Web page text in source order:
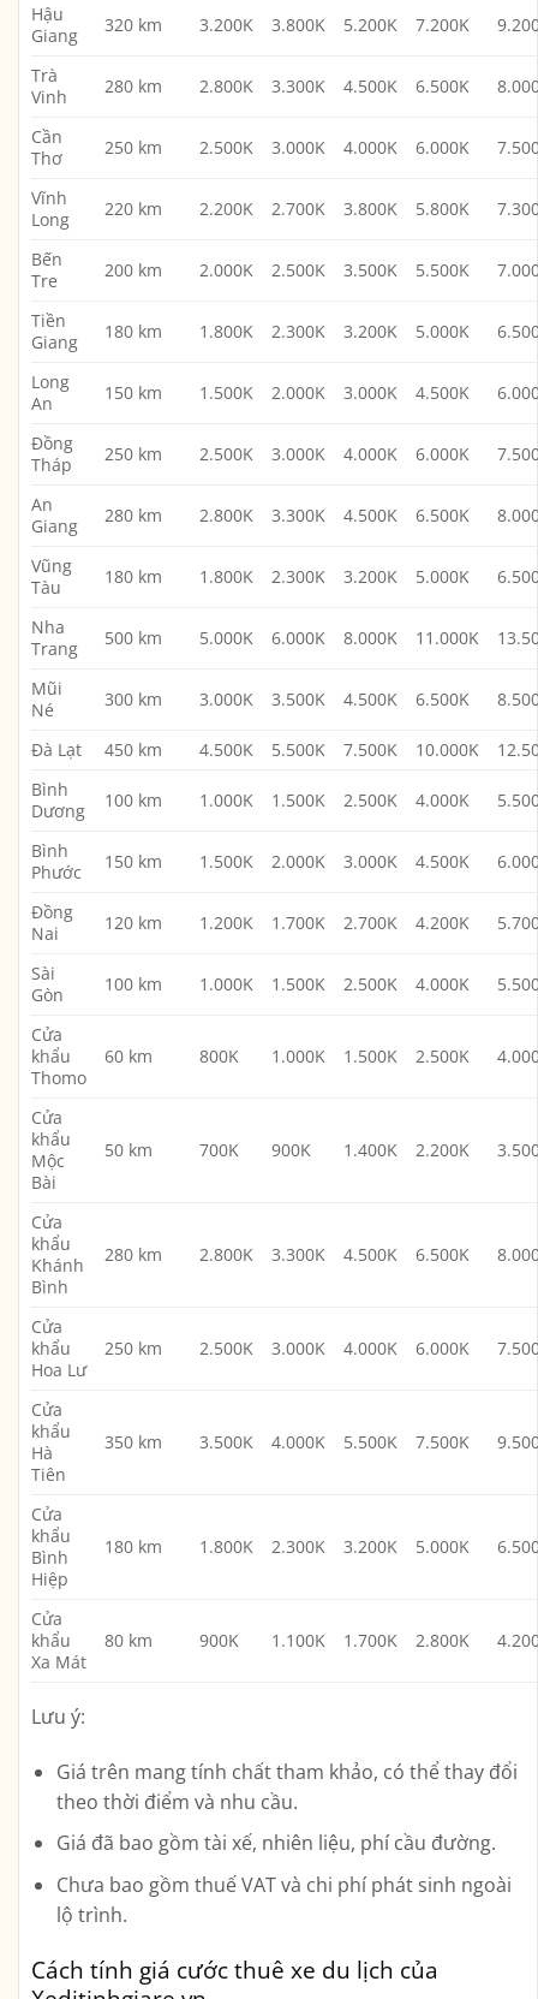
Hậu
Giang
320 km 3.200K 3.800K 5.200K 7.200K
Trà
Vinh
280 km 2.800K 3.300K 4.500K 6.500K
Cần
Thơ
250 km 2.500K 3.000K 4.000K 6.000K
Vĩnh
Long
220 km 2.200K 2.700K 3.800K 5.800K
Bến
Tre
200 km 2.000K 2.500K 3.500K 5.500K
Tiền
Giang
180 km 1.800K 2.300K 3.200K 5.000K
Long
An
150 km 1.500K 2.000K 3.000K 4.500K
Đồng
Tháp
250 km 2.500K 3.000K 4.000K 6.000K
An
Giang
280 km 2.800K 3.300K 4.500K 6.500K
Vũng
Tàu
180 km 1.800K 2.300K 3.200K 5.000K
Nha
Trang
500 km 5.000K 6.000K 8.000K 11.000K
Mũi
Né
300 km 3.000K 3.500K 4.500K 6.500K
Đà Lạt 450 km 4.500K 5.500K 7.500K 10.000K
Bình
Dương
100 km 1.000K 1.500K 2.500K 4.000K
Bình
Phước
150 km 1.500K 2.000K 3.000K 4.500K
Đồng
Nai
120 km 1.200K 1.700K 2.700K 4.200K
Sài
Gòn
100 km 1.000K 1.500K 2.500K 4.000K
Cửa
khẩu
Thomo
60 km 800K 1.000K 1.500K 2.500K
Cửa
khẩu
Mộc
Bài
50 km 700K 900K 1.400K 2.200K
Cửa
khẩu
Khánh
Bình
280 km 2.800K 3.300K 4.500K 6.500K
Cửa
khẩu
Hoa Lư
250 km 2.500K 3.000K 4.000K 6.000K
Cửa
khẩu
Hà
Tiên
350 km 3.500K 4.000K 5.500K 7.500K
Cửa
khẩu
Bình
Hiệp
180 km 1.800K 2.300K 3.200K 5.000K
Cửa
khẩu
Xa Mát
80 km 900K 1.100K 1.700K 2.800K
Lưu ý:
Giá trên mang tính chất tham khảo, có thể thay đổi
theo thời điểm và nhu cầu.
Giá đã bao gồm tài xế, nhiên liệu, phí cầu đường.
Chưa bao gồm thuế VAT và chi phí phát sinh ngoài
lộ trình.
Cách tính giá cước thuê xe du lịch của